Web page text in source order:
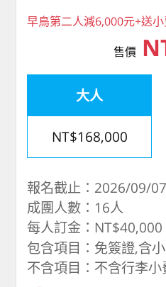
早鳥第二人減6,000元+送小
售價
大人
NT$168,000
報名截止：2026/09/07
成團人數：16人
每人訂金：NT$40,000
包含項目：免簽證,含
不含項目：不含行李小